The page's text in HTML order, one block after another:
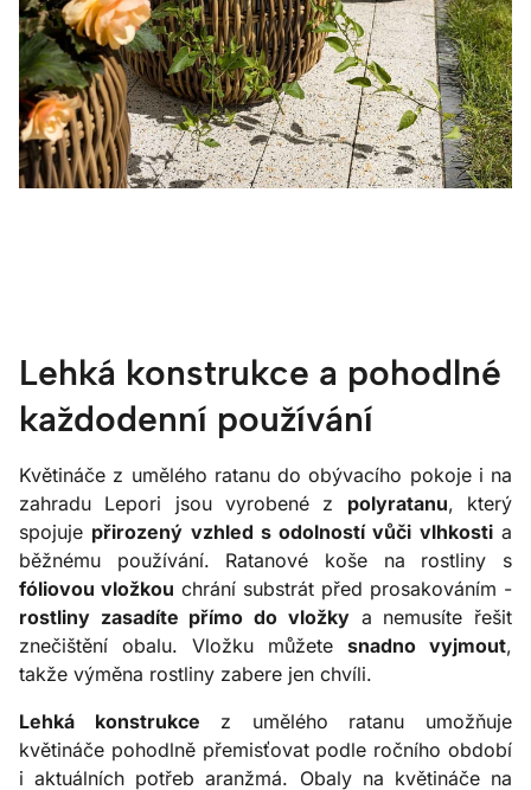
Lehká konstrukce a pohodlné
každodenní používání
Květináče z umělého ratanu do obývacího pokoje i na
zahradu Lepori jsou vyrobené z polyratanu, který
spojuje přirozený vzhled s odolností vůči vlhkostia
běžnému používání. Ratanové koše na rostliny s
fóliovou vložkou chrání substrát před prosakováním -
rostliny zasadíte přímo do vložkya nemusíte řešit
znečištění obalu. Vložku můžete snadno vyjmout,
takže výměna rostliny zabere jen chvíli.
Lehká konstrukce z umělého ratanu umožňuje
květináče pohodlně přemisťovat podle ročního období
i aktuálních potřeb aranžmá. Obaly na květináče na